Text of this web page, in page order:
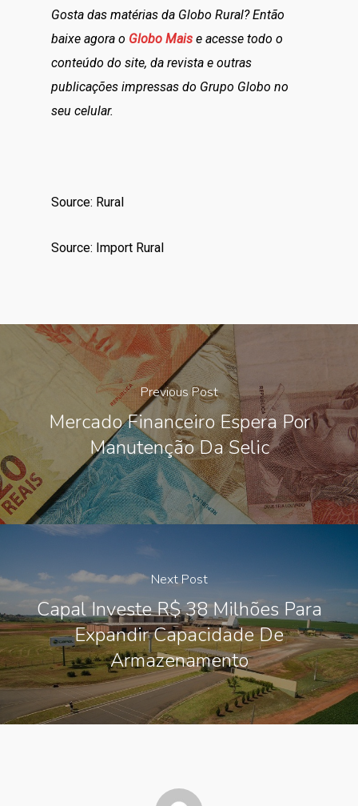
Gosta das matérias da Globo Rural? Então
baixe agora o Globo Mais e acesse todo o
conteúdo do site, da revista e outras
publicações impressas do Grupo Globo no
seu celular.
Source: Rural
Source: Import Rural
Previous Post
Mercado Financeiro Espera Por
Manutenção Da Selic
Next Post
Capal Investe R$ 38 Milhões Para
Expandir Capacidade De
Armazenamento